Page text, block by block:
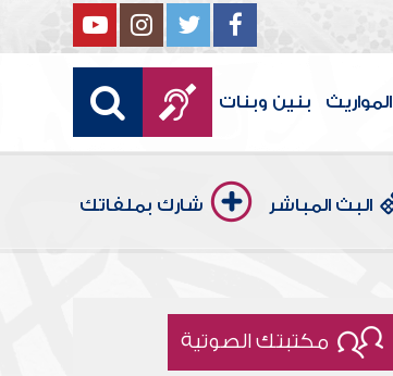
المواريث بنين وبنات
البث المباشر شارك بملفاتك
مكتبتك الصوتية